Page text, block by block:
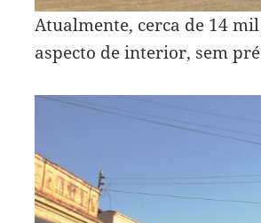
Atualmente, cerca de 14
aspecto de interior, sem